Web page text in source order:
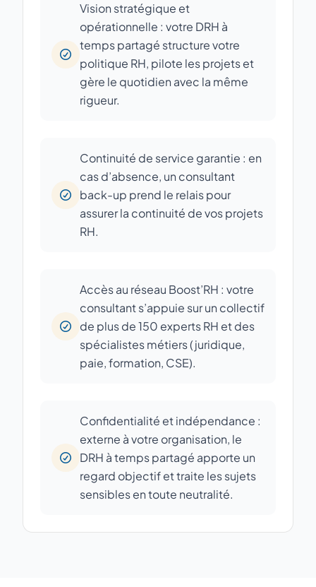
Vision stratégique et
opérationnelle : votre DRH à
temps partagé structure votre
politique RH, pilote les projets et
gère le quotidien avec la même
rigueur.
Continuité de service garantie : en
cas d’absence, un consultant
back-up prend le relais pour
assurer la continuité de vos projets
RH.
Accès au réseau Boost’RH : votre
consultant s’appuie sur un collectif
de plus de 150 experts RH et des
spécialistes métiers (juridique,
paie, formation, CSE).
Confidentialité et indépendance :
externe à votre organisation, le
DRH à temps partagé apporte un
regard objectif et traite les sujets
sensibles en toute neutralité.